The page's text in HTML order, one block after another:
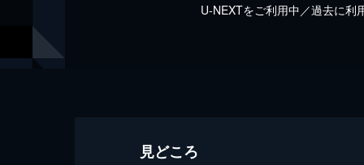
U-NEXTをご利用中／過去に利
見どころ